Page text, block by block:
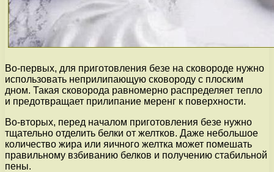
Во-первых, для приготовления безе на сковороде нужно
использовать неприлипающую сковороду с плоским
дном. Такая сковорода равномерно распределяет тепло
и предотвращает прилипание меренг к поверхности.
Во-вторых, перед началом приготовления безе нужно
тщательно отделить белки от желтков. Даже небольшое
количество жира или яичного желтка может помешать
правильному взбиванию белков и получению стабильной
пены.